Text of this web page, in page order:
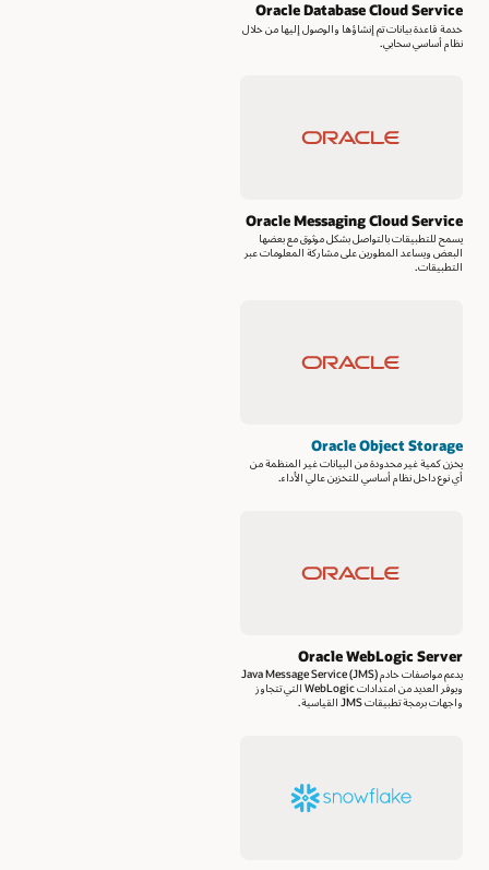
Oracle Database Cloud Service
خدمة قاعدة بيانات تم إنشاؤها والوصول إليها من خلال
نظام أساسي سحابي.
Oracle Messaging Cloud Service
يسمح للتطبيقات بالتواصل بشكل موثوق مع بعضها
البعض ويساعد المطورين على مشاركة المعلومات عبر
التطبيقات.
Oracle Object Storage
يخزن كمية غير محدودة من البيانات غير المنظمة من
أي نوع داخل نظام أساسي للتخزين عالي الأداء.
Oracle WebLogic Server
يدعم مواصفات خادم Java Message Service (JMS)
ويوفر العديد من امتدادات WebLogic التي تتجاوز
واجهات برمجة تطبيقات JMS القياسية.